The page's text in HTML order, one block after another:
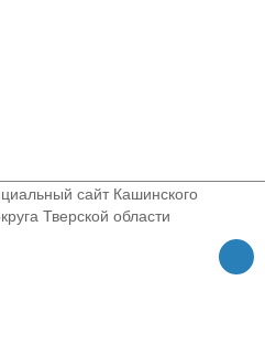
сайт Кашинского
Тверской области